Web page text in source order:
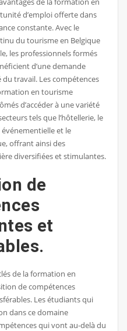
d’emploi offerte dans
constante. Avec le
du tourisme en Belgique
les professionnels formés
d’une demande
du travail. Les compétences
en tourisme
d’accéder à une variété
tels que l’hôtellerie, le
et le
offrant ainsi des
diversifiées et stimulantes.
de
et
de la formation en
de compétences
Les étudiants qui
dans ce domaine
qui vont au-delà du